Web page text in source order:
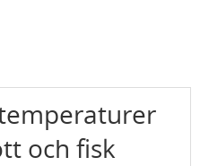
och fisk